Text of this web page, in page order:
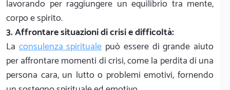
lavorando per raggiungere un equilibrio tra mente,
corpo e spirito.
3. Affrontare situazioni di crisi e difficoltà:
Laconsulenza spiritualepuò essere di grande aiuto
per affrontare momenti di crisi, come la perdita di una
persona cara, un lutto o problemi emotivi, fornendo